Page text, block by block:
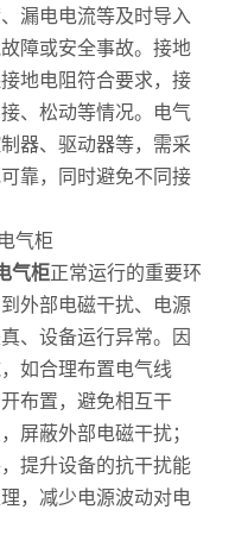
漏电电流等及时导入
障或安全事故。接地
地电阻符合要求，接
、松动等情况。电气
器、驱动器等，需采
靠，同时避免不同接
气柜正常运行的重要环
外部电磁干扰、电源
、设备运行异常。因
如合理布置电气线
布置，避免相互干
屏蔽外部电磁干扰；
提升设备的抗干扰能
，减少电源波动对电